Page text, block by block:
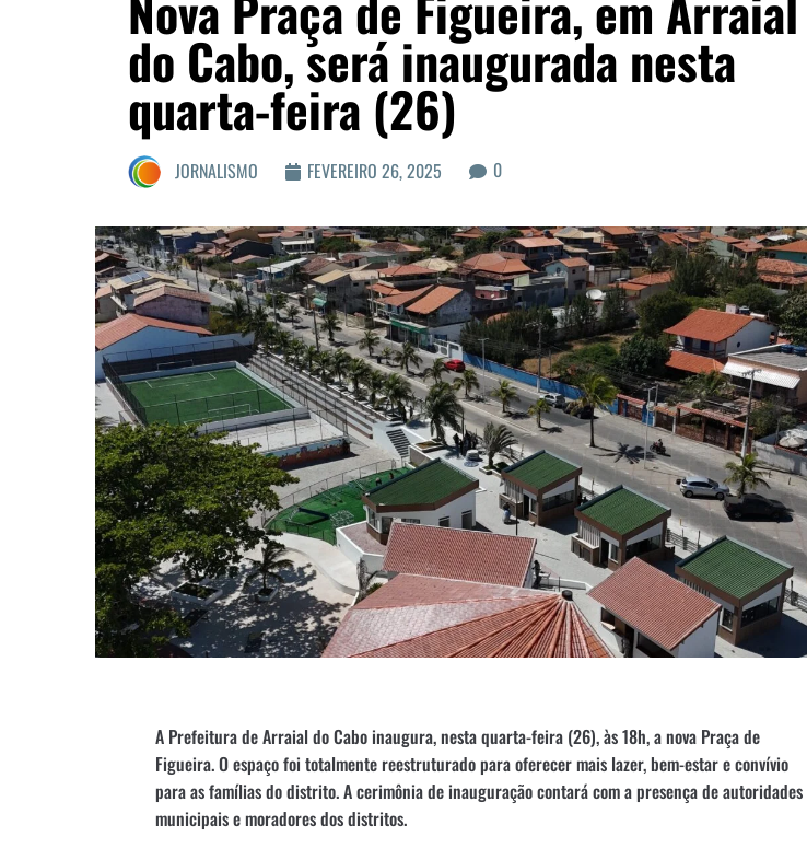
do Cabo, será inaugurada nesta
quarta-feira (26)
JORNALISMO FEVEREIRO 26, 2025 0
A Prefeitura de Arraial do Cabo inaugura, nesta quarta-feira (26), às 18h, a nova Praça de
Figueira. O espaço foi totalmente reestruturado para oferecer mais lazer, bem-estar e convívio
para as famílias do distrito. A cerimônia de inauguração contará com a presença de autoridades
municipais e moradores dos distritos.